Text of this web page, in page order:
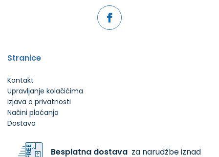
Stranice
Kontakt
Upravljanje kolačićima
Izjava o privatnosti
Načini plaćanja
Dostava
Besplatna dostavaza narudžbe iznad